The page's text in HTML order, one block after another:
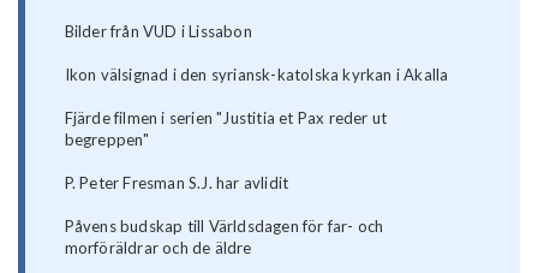
Bilder från VUD i Lissabon
Ikon välsignad i den syriansk-katolska kyrkan i Akalla
Fjärde filmen i serien "Justitia et Pax reder ut
begreppen"
P. Peter Fresman S.J. har avlidit
Påvens budskap till Världsdagen för far- och
morföräldrar och de äldre